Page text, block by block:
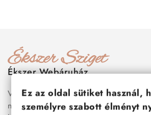
Ékszer Webáruház
Válogass több száz prémium
nemesacél ékszer és orvosi fém ékszer
Ez az oldal sütiket használ,
személyre szabott élményt